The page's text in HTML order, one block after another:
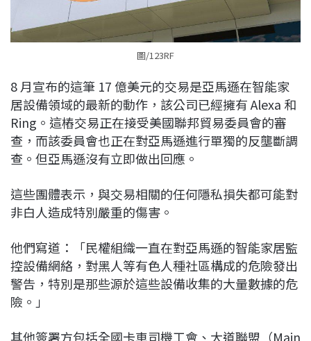
圖/123RF
8 月宣布的這筆 17 億美元的交易是亞馬遜在智能家
居設備領域的最新的動作，該公司已經擁有 Alexa 和
Ring。這樁交易正在接受美國聯邦貿易委員會的審
查，而該委員會也正在對亞馬遜進行單獨的反壟斷調
查。但亞馬遜沒有立即做出回應。
這些團體表示，與交易相關的任何隱私損失都可能對
非白人造成特別嚴重的傷害。
他們寫道：「民權組織一直在對亞馬遜的智能家居監
控設備網絡，對黑人等有色人種社區構成的危險發出
警告，特別是那些源於這些設備收集的大量數據的危
險。」
其他簽署方包括全國卡車司機工會、大道聯盟（Main